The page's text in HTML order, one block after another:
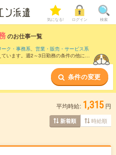
気になる! ログイン 検索
のお仕事一覧
ーク・事務系、 営業・販売・サービス系
います。週2～3日勤務の条件の他に、
条件の変更
平均時給: 1,315 円
新着順 時給順